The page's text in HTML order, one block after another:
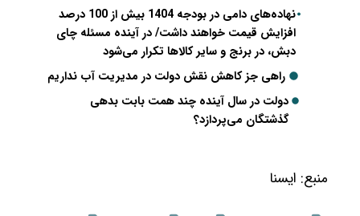
نهاده‌های دامی در بودجه 1404 بیش از 100 درصد
افزایش قیمت خواهند داشت/ در آینده مسئله چای
دبش، در برنج و سایر کالاها تکرار می‌شود
راهی جز کاهش نقش دولت در مدیریت آب نداریم
دولت در سال آینده چند همت بابت بدهی
گذشتگان می‌پردازد؟
منبع: ايسنا